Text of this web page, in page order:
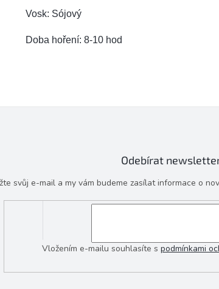
Vosk: Sójový
Doba hoření: 8-10 hod
Odebírat
svůj e-mail a my vám budeme zasílat informace o
Vložením e-mailu souhlasíte s podmínkami